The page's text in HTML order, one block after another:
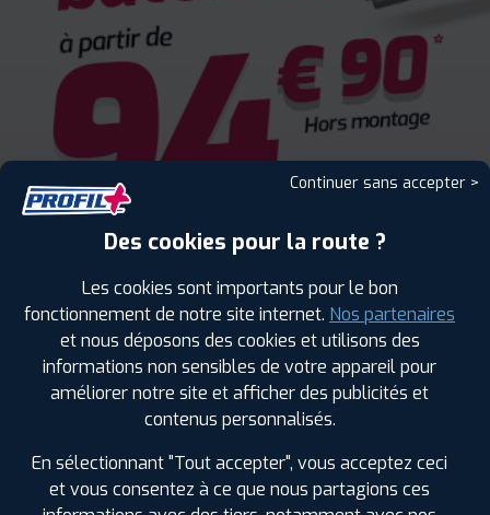
ENCORE PLUS D'AVANTAGES
Continuer sans accepter >
Des cookies pour la route ?
Les cookies sont importants pour le bon
fonctionnement de notre site internet. Nos partenaires
et nous déposons des cookies et utilisons des
informations non sensibles de votre appareil pour
améliorer notre site et afficher des publicités et
contenus personnalisés.
En sélectionnant "Tout accepter", vous acceptez ceci
et vous consentez à ce que nous partagions ces